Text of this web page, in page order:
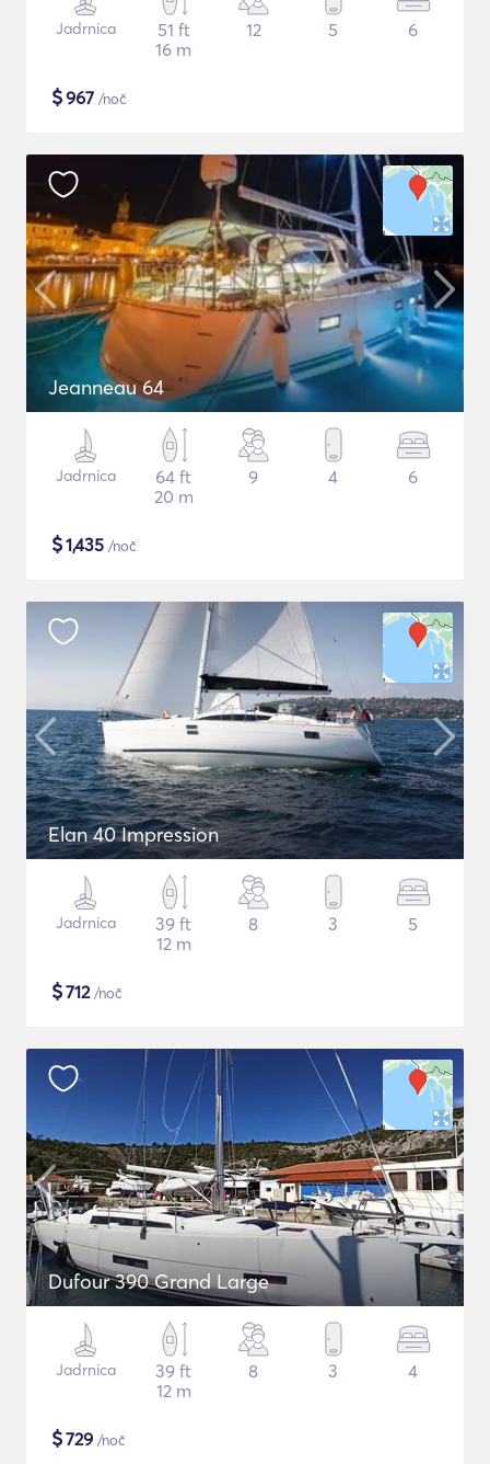
Jadrnica
51 ft
16 m
12 5 6
$967 /noč
Jeanneau 64
Jadrnica
64 ft
20 m
9 4 6
$1,435 /noč
Elan 40 Impression
Jadrnica
39 ft
12 m
8 3 5
$712/noč
Dufour 390 Grand Large
Jadrnica
39 ft
12 m
8 3 4
$729 /noč